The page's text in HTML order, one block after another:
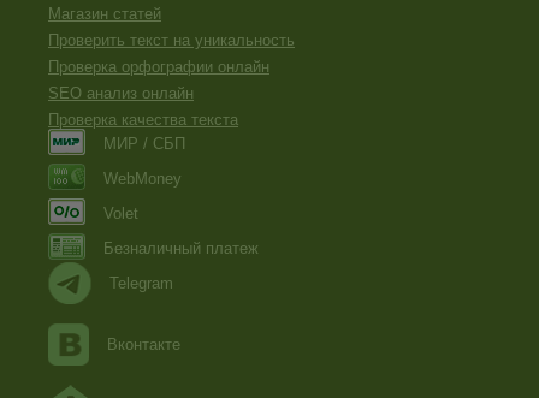
Магазин статей
Проверить текст на уникальность
Проверка орфографии онлайн
SEO анализ онлайн
Проверка качества текста
МИР / СБП
WebMoney
Volet
Безналичный платеж
Telegram
Вконтакте